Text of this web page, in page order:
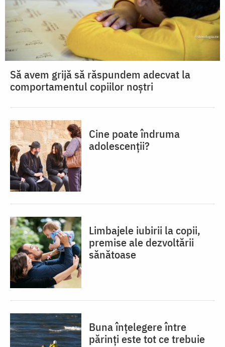
Să avem grijă să răspundem adecvat la
comportamentul copiilor noștri
Cine poate îndruma
adolescenții?
Limbajele iubirii la copii,
premise ale dezvoltării
sănătoase
Buna înțelegere între
părinți este tot ce trebuie